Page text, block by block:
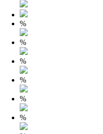
%
%
%
%
%
%